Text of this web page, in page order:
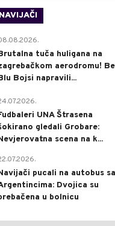
NAVIJAČI
tuča huligana na
aerodromu!
Bojsi napravili...
UNA Štrasena
gledali Grobare:
scena na k...
pucali na autobus sa
Dvojica su
u bolnicu